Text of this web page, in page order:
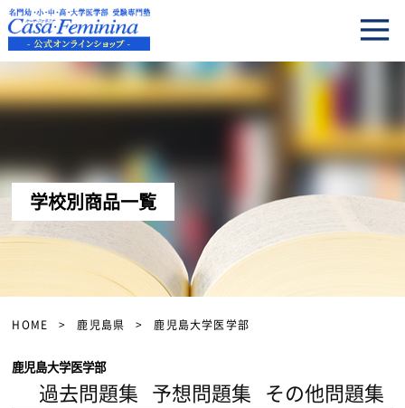
学校別商品一覧
HOME 鹿児島県 鹿児島大学医学部
鹿児島大学医学部
過去問題集 予想問題集 その他問題集